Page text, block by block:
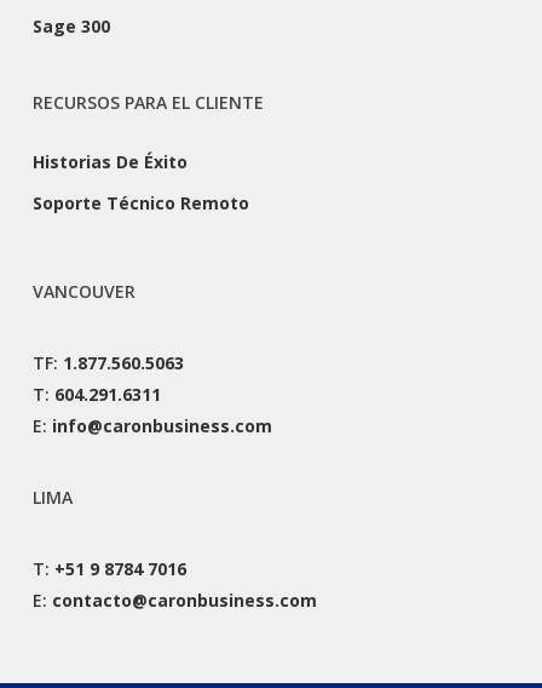
Sage 300
RECURSOS PARA EL CLIENTE
Historias De Éxito
Soporte Técnico Remoto
VANCOUVER
TF: 1.877.560.5063
T: 604.291.6311
E: info@caronbusiness.com
LIMA
T: +51 9 8784 7016
E: contacto@caronbusiness.com